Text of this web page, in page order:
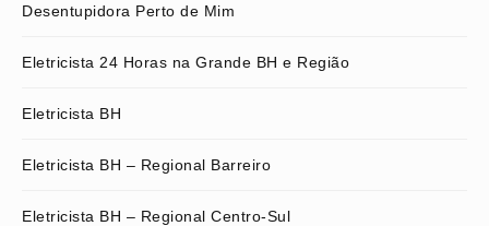
Desentupidora Perto de Mim
Eletricista 24 Horas na Grande BH e Região
Eletricista BH
Eletricista BH – Regional Barreiro
Eletricista BH – Regional Centro-Sul